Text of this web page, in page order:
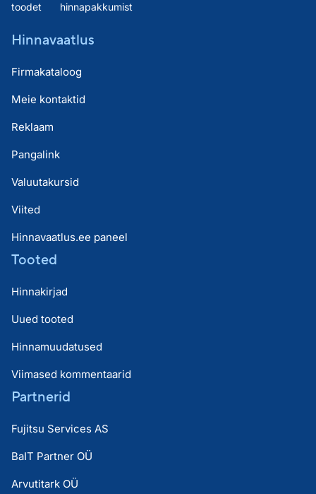
toodet
hinnapakkumist
Hinnavaatlus
Firmakataloog
Meie kontaktid
Reklaam
Pangalink
Valuutakursid
Viited
Hinnavaatlus.ee paneel
Tooted
Hinnakirjad
Uued tooted
Hinnamuudatused
Viimased kommentaarid
Partnerid
Fujitsu Services AS
BaIT Partner OÜ
Arvutitark OÜ